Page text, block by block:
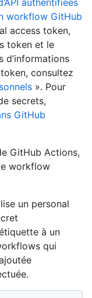
authentifiées
workflow GitHub
access token,
token et le
d’informations
consultez
». Pour
secrets,
GitHub
GitHub Actions,
workflow
un personal
à un
qui